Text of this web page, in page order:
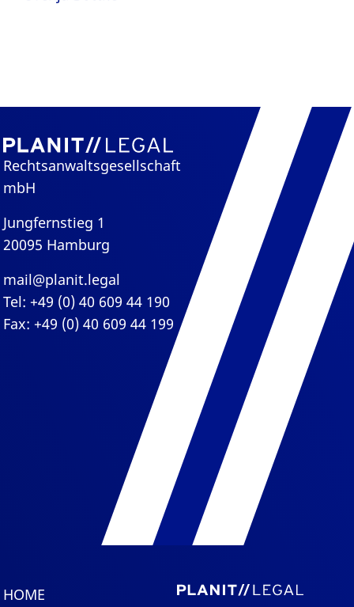
Rechtsanwaltsgesellschaft
mbH
Jungfernstieg 1
20095 Hamburg
mail@planit.legal
Tel: +49 (0) 40 609 44 190
Fax: +49 (0) 40 609 44 199
HOME